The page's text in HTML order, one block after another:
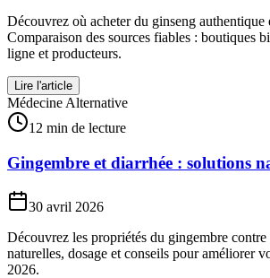
Découvrez où acheter du ginseng authentique
Comparaison des sources fiables : boutiques
ligne et producteurs.
Lire l'article
Médecine Alternative
12 min de lecture
Gingembre et diarrhée : solutions
30 avril 2026
Découvrez les propriétés du gingembre
naturelles, dosage et conseils pour améliorer
2026.